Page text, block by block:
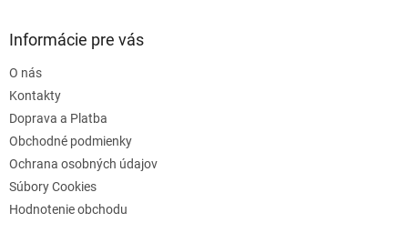
Informácie pre vás
O nás
Kontakty
Doprava a Platba
Obchodné podmienky
Ochrana osobných údajov
Súbory Cookies
Hodnotenie obchodu